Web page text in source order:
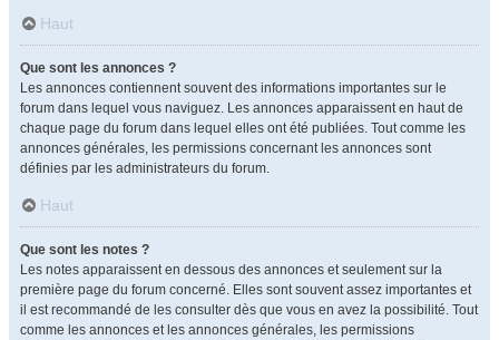
Haut
Que sont les annonces ?
Les annonces contiennent souvent des informations importantes sur le
forum dans lequel vous naviguez. Les annonces apparaissent en haut de
chaque page du forum dans lequel elles ont été publiées. Tout comme les
annonces générales, les permissions concernant les annonces sont
définies par les administrateurs du forum.
Haut
Que sont les notes ?
Les notes apparaissent en dessous des annonces et seulement sur la
première page du forum concerné. Elles sont souvent assez importantes et
il est recommandé de les consulter dès que vous en avez la possibilité. Tout
comme les annonces et les annonces générales, les permissions